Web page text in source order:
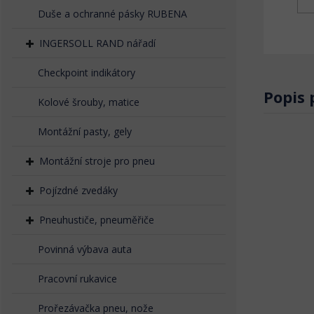
Duše a ochranné pásky RUBENA
INGERSOLL RAND nářadí
Checkpoint indikátory
Kolové šrouby, matice
Montážní pasty, gely
Montážní stroje pro pneu
Pojízdné zvedáky
Pneuhustiče, pneuměřiče
Povinná výbava auta
Pracovní rukavice
Prořezávačka pneu, nože
Popis